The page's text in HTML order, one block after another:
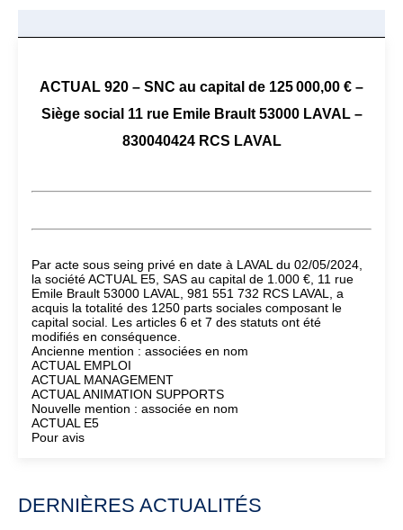
ACTUAL 920 – SNC au capital de 125 000,00 € –
Siège social 11 rue Emile Brault 53000 LAVAL –
830040424 RCS LAVAL
Par acte sous seing privé en date à LAVAL du 02/05/2024,
la société ACTUAL E5, SAS au capital de 1.000 €, 11 rue
Emile Brault 53000 LAVAL, 981 551 732 RCS LAVAL, a
acquis la totalité des 1250 parts sociales composant le
capital social. Les articles 6 et 7 des statuts ont été
modifiés en conséquence.
Ancienne mention : associées en nom
ACTUAL EMPLOI
ACTUAL MANAGEMENT
ACTUAL ANIMATION SUPPORTS
Nouvelle mention : associée en nom
ACTUAL E5
Pour avis
DERNIÈRES ACTUALITÉS